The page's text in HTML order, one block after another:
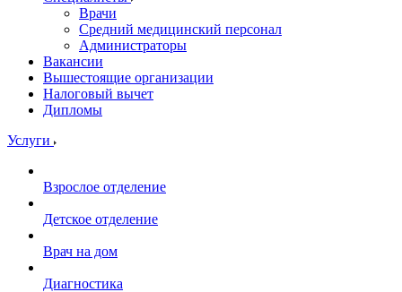
Врачи
Средний медицинский персонал
Администраторы
Вакансии
Вышестоящие организации
Налоговый вычет
Дипломы
Услуги
Взрослое отделение
Детское отделение
Врач на дом
Диагностика